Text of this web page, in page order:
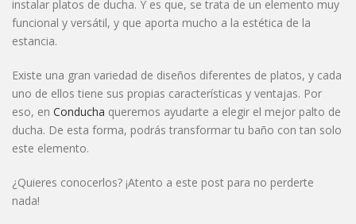
instalar platos de ducha. Y es que, se trata de un elemento muy
funcional y versátil, y que aporta mucho a la estética de la
estancia.
Existe una gran variedad de diseños diferentes de platos, y cada
uno de ellos tiene sus propias características y ventajas. Por
eso, en Conducha queremos ayudarte a elegir el mejor palto de
ducha. De esta forma, podrás transformar tu baño con tan solo
este elemento.
¿Quieres conocerlos? ¡Atento a este post para no perderte
nada!